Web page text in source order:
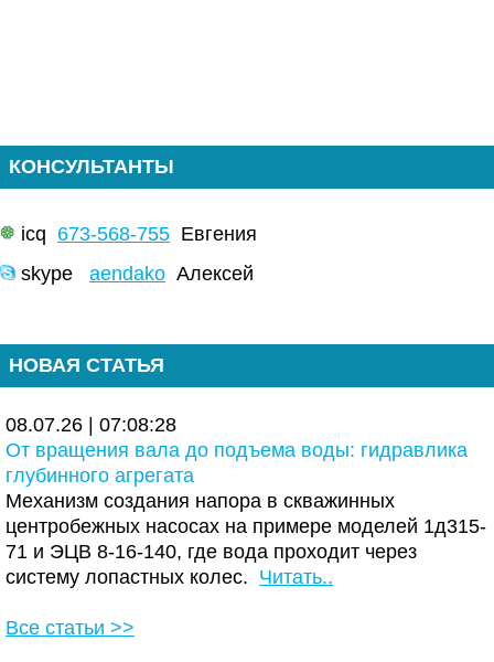
КОНСУЛЬТАНТЫ
icq 673-568-755 Евгения
skype aendako Алексей
НОВАЯ СТАТЬЯ
08.07.26 | 07:08:28
От вращения вала до подъема воды: гидравлика
глубинного агрегата
Механизм создания напора в скважинных
центробежных насосах на примере моделей 1д315-
71 и ЭЦВ 8-16-140, где вода проходит через
систему лопастных колес. Читать..
Все статьи >>